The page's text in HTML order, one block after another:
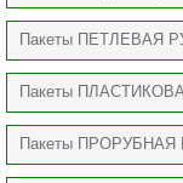
Пакеты ПЕТЛЕВАЯ
Пакеты
Пакеты ПРОРУБНАЯ